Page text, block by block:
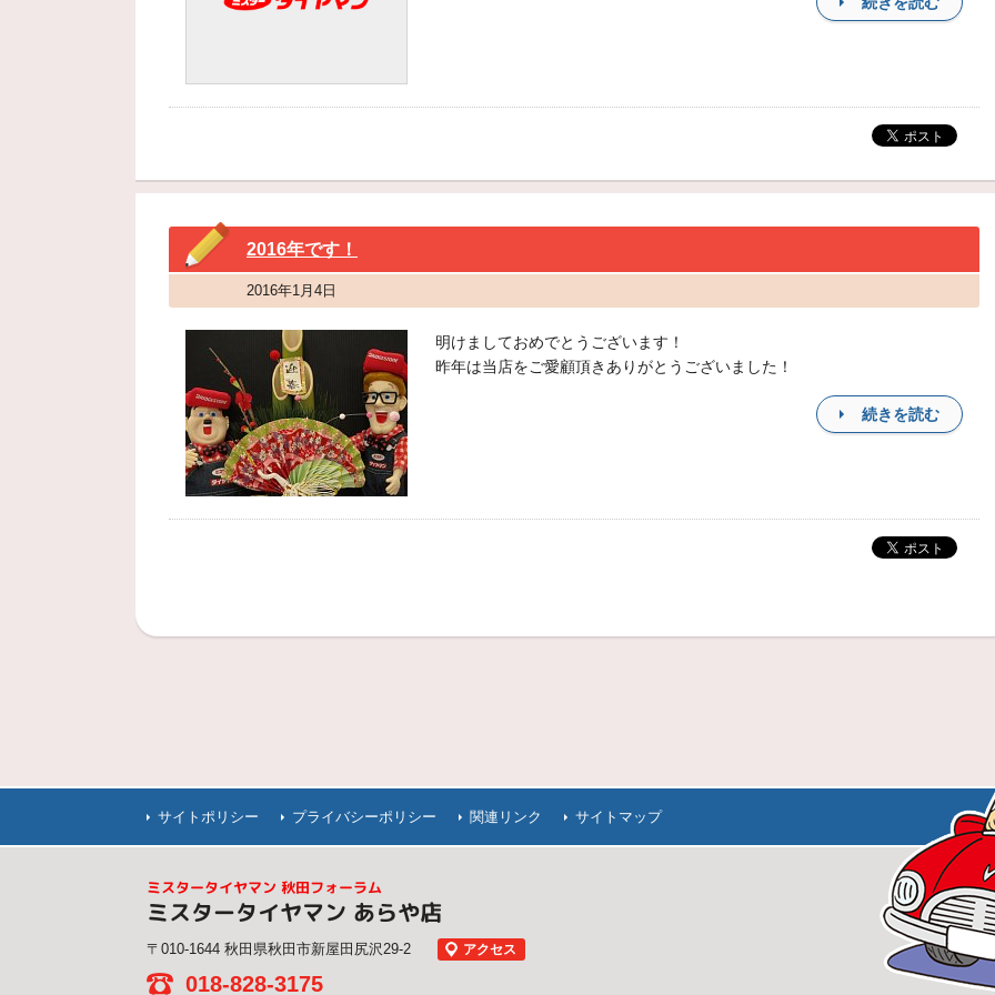
2016年です！
2016年1月4日
明けましておめでとうございます！
昨年は当店をご愛顧頂きありがとうございました！
続きを読む
サイトポリシー プライバシーポリシー 関連リンク サイトマップ
ミスタータイヤマン 秋田フォーラム
ミスタータイヤマン あらや店
〒010-1644 秋田県秋田市新屋田尻沢29-2 アクセス
018-828-3175